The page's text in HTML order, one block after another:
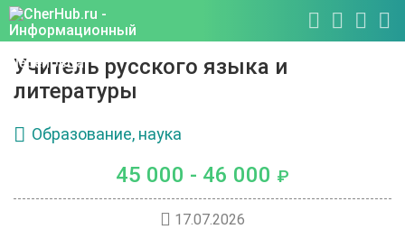
Учитель русского языка и
литературы
Образование, наука
45 000 - 46 000 ₽
17.07.2026